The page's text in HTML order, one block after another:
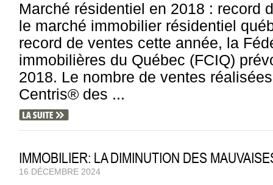
Marché résidentiel en 2018 : record
le marché immobilier résidentiel
record de ventes cette année, la
immobilières du Québec (FCIQ)
2018. Le nombre de ventes
Centris® des ...
IMMOBILIER: LA DIMINUTION DES
16 DÉCEMBRE 2024